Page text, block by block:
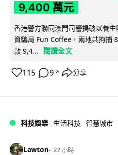
9,400 萬元
香港警方聯同澳門司警搗破以養
資騙局 Fun Coffee，兩地共拘捕
款 9,4...
閱讀全文
115 9 ↗ 分享
科技娛樂 生活科技 智慧城市
Lawton 22 小時